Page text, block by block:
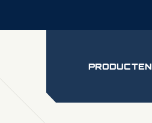
PRODUCTEN